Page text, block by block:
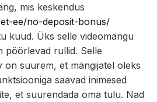
mis keskendus
ee/no-deposit-bonus/
kuud. Üks selle videomängu
pöörlevad rullid. Selle
on suurem, et mängijatel oleks
saavad inimesed
et suurendada oma tulu. Nad